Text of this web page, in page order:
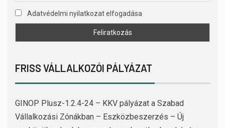
Adatvédelmi nyilatkozat elfogadása
FRISS VÁLLALKOZÓI PÁLYÁZAT
GINOP Plusz-1.2.4-24 – KKV pályázat a Szabad
Vállalkozási Zónákban – Eszközbeszerzés – Új